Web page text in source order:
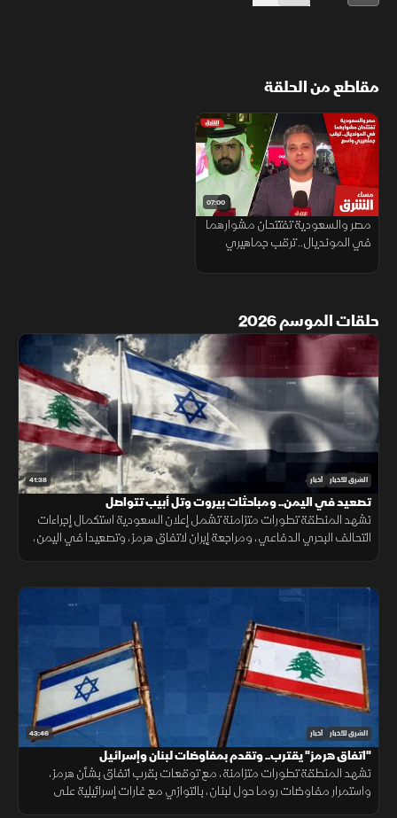
مقاطع من الحلقة
07:00
مصر والسعودية تفتتحان مشوارهما
في المونديال.. ترقب جماهيري
حلقات الموسم 2026
41:38 الشرق للأخبار أخبار
تصعيد في اليمن.. ومباحثات بيروت وتل أبيب تتواصل
تشهد المنطقة تطورات متزامنة تشمل إعلان السعودية استكمال إجراءات
التحالف البحري الدفاعي، ومراجعة إيران لاتفاق هرمز، وتصعيدا في اليمن،
43:46 الشرق للأخبار أخبار
"اتفاق هرمز" يقترب.. وتقدم بمفاوضات لبنان وإسرائيل
تشهد المنطقة تطورات متزامنة، مع توقعات بقرب اتفاق بشأن هرمز،
واستمرار مفاوضات روما حول لبنان، بالتوازي مع غارات إسرائيلية على